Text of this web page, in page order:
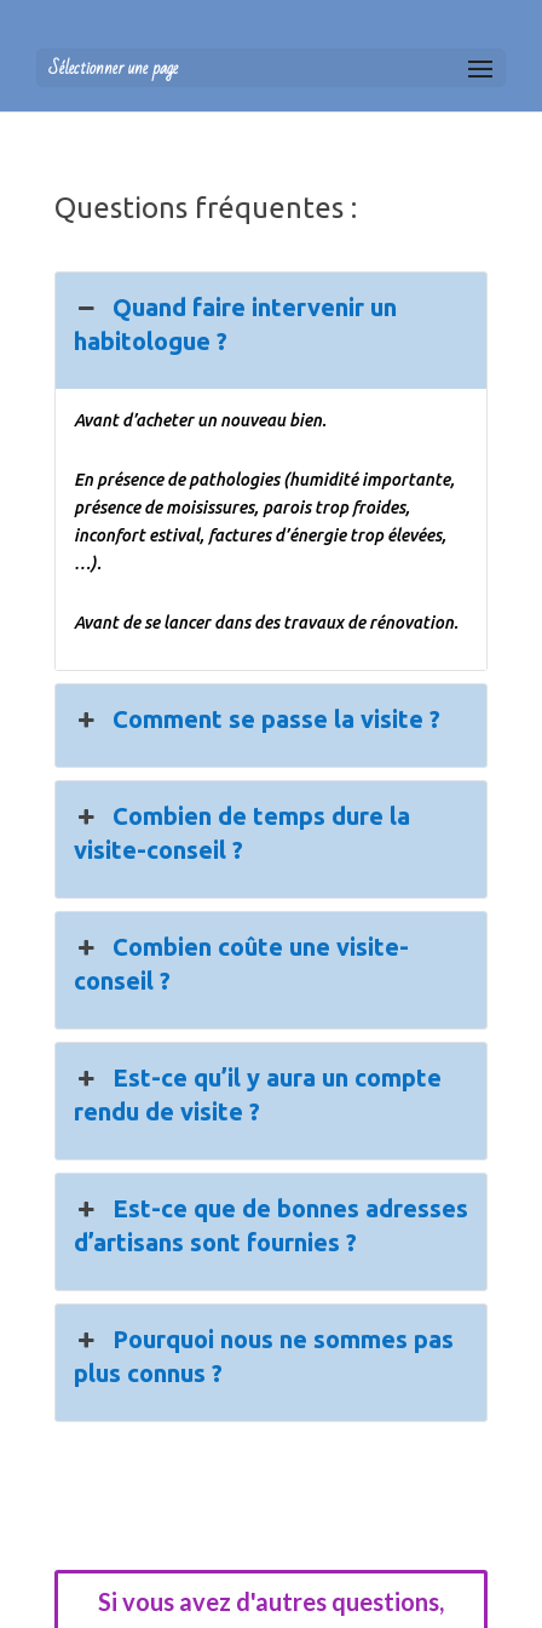
Sélectionner une page
Questions fréquentes :
Quand faire intervenir un
habitologue ?
Avant d’acheter un nouveau bien.
En présence de pathologies (humidité importante,
présence de moisissures, parois trop froides,
inconfort estival, factures d’énergie trop élevées,
…).
Avant de se lancer dans des travaux de rénovation.
Comment se passe la visite ?
Combien de temps dure la
visite-conseil ?
Combien coûte une visite-
conseil ?
Est-ce qu’il y aura un compte
rendu de visite ?
Est-ce que de bonnes adresses
d’artisans sont fournies ?
Pourquoi nous ne sommes pas
plus connus ?
Si vous avez d'autres questions,